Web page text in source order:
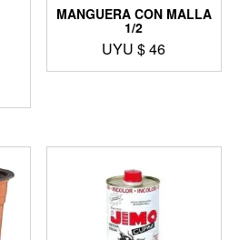
MANGUERA CON MALLA
1/2
UYU $46